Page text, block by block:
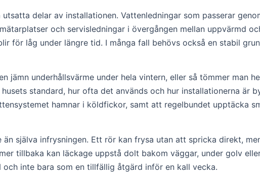
delar av installationen. Vattenledningar som passerar
och servisledningar i övergången mellan uppvärmd
för låg under längre tid. I många fall behövs också en stabil
jämn underhållsvärme under hela vintern, eller så tömmer man
standard, hur ofta det används och hur installationerna är
hamnar i köldfickor, samt att regelbundet upptäcka
själva infrysningen. Ett rör kan frysa utan att spricka direkt,
tillbaka kan läckage uppstå dolt bakom väggar, under golv
inte bara som en tillfällig åtgärd inför en kall vecka.